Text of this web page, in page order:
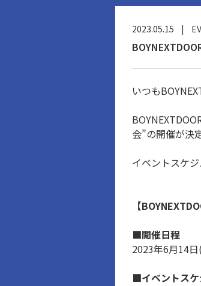
2023.05.15 |
いつも
会”の開催が決
イベントスケ
【
■開催日程
2023年6月14
■イベントスケ